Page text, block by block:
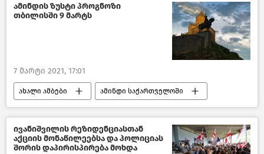
ამინდის ზუსტი პროგნოზი
თბილისში 9 მარტს
7 მარტი 2021, 17:01
ახალი ამბები ამინდი საქართველოში
საქართველო
ივანიშვილის რეზიდენციასთან
აქციის მონაწილეებსა და პოლიციას
შორის დაპირისპირება მოხდა